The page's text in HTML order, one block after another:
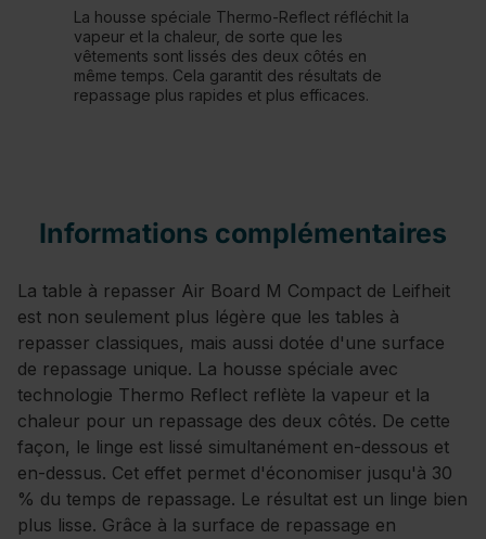
La housse spéciale Thermo-Reflect réfléchit la
vapeur et la chaleur, de sorte que les
vêtements sont lissés des deux côtés en
même temps. Cela garantit des résultats de
repassage plus rapides et plus efficaces.
Informations complémentaires
La table à repasser Air Board M Compact de Leifheit
est non seulement plus légère que les tables à
repasser classiques, mais aussi dotée d'une surface
de repassage unique. La housse spéciale avec
technologie Thermo Reflect reflète la vapeur et la
chaleur pour un repassage des deux côtés. De cette
façon, le linge est lissé simultanément en-dessous et
en-dessus. Cet effet permet d'économiser jusqu'à 30
% du temps de repassage. Le résultat est un linge bien
plus lisse. Grâce à la surface de repassage en